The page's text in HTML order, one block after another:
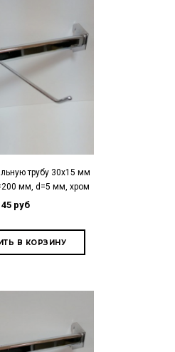
трубу 30х15 мм
мм, d=5 мм, хром
45 руб